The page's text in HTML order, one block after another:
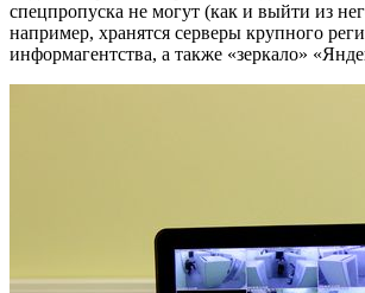
спецпропуска не могут (как и выйти из
например, хранятся серверы крупного
информагентства, а также «зеркало»